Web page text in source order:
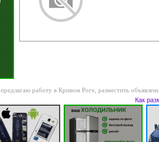
предлагаю работу в Кривом Роге разместить
Как